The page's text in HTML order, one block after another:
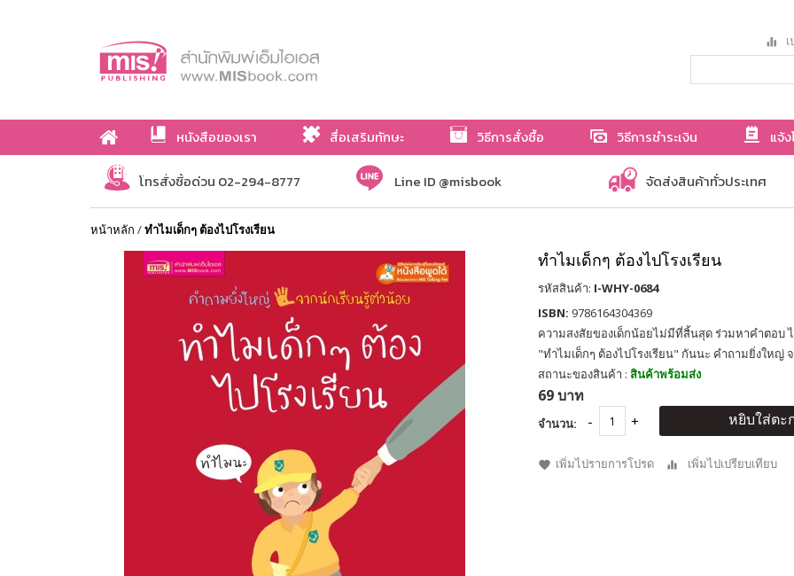
หนังสือของเรา สื่อเสริมทักษะ วิธีการสั่งซื้อ วิธีการชำระเงิน แจ้
เกี่ยวกับเรา
โทรสั่งซื้อด่วน 02-294-8777 Line ID @misbook จัดส่งสินค้าทั่วประเทศ
หน้าหลัก /ทำไมเด็กๆ ต้องไปโรงเรียน
ทำไมเด็กๆ ต้องไปโรงเรียน
รหัสสินค้า: I-WHY-0684
ISBN: 9786164304369
ความสงสัยของเด็กน้อยไม่มีที่สิ้นสุด ร่วมหาคำตอบ
"ทำไมเด็กๆ ต้องไปโรงเรียน" กันนะ คำถามยิ่งใหญ่
สถานะของสินค้า : สินค้าพร้อมส่ง
69 บาท
จำนวน: หยิบใส่ตะ
เพิ่มไปรายการโปรด เพิ่มไปเปรียบเทียบ